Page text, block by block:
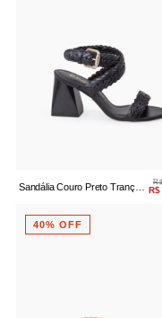
Sandália Couro Preto Trança
40% OFF